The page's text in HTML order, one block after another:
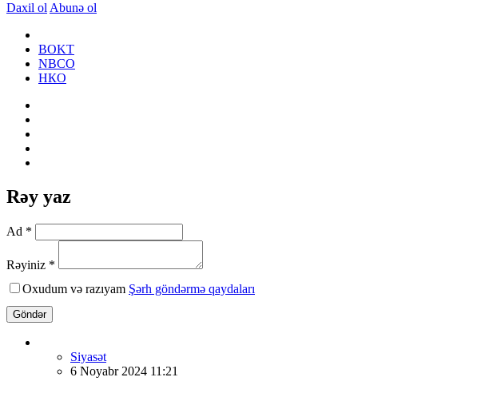
Daxil ol Abunə ol
BOKT
NBCO
НКО
Rəy yaz
Ad *
Rəyiniz *
Oxudum və razıyam Şərh göndərmə qaydaları
Göndər
Siyasət
6 Noyabr 2024 11:21